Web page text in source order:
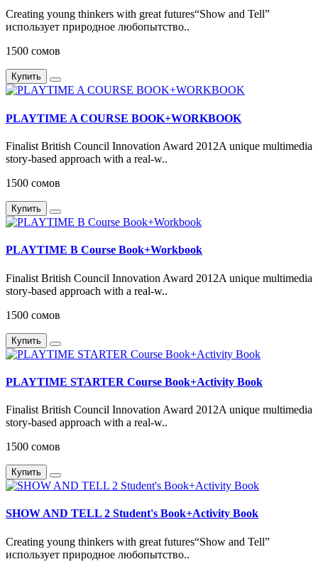
Creating young thinkers with great futures“Show and Tell”
использует природное любопытство..
1500 сомов
Купить
PLAYTIME A COURSE BOOK+WORKBOOK
Finalist British Council Innovation Award 2012A unique multimedia
story-based approach with a real-w..
1500 сомов
Купить
PLAYTIME B Course Book+Workbook
Finalist British Council Innovation Award 2012A unique multimedia
story-based approach with a real-w..
1500 сомов
Купить
PLAYTIME STARTER Course Book+Activity Book
Finalist British Council Innovation Award 2012A unique multimedia
story-based approach with a real-w..
1500 сомов
Купить
SHOW AND TELL 2 Student's Book+Activity Book
Creating young thinkers with great futures“Show and Tell”
использует природное любопытство..